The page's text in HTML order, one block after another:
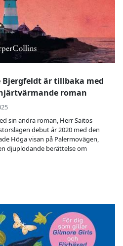
är tillbaka med
roman
sin andra roman, Herr Saitos
debut år 2020 med den
Höga visan på Palermovägen,
djuplodande berättelse om